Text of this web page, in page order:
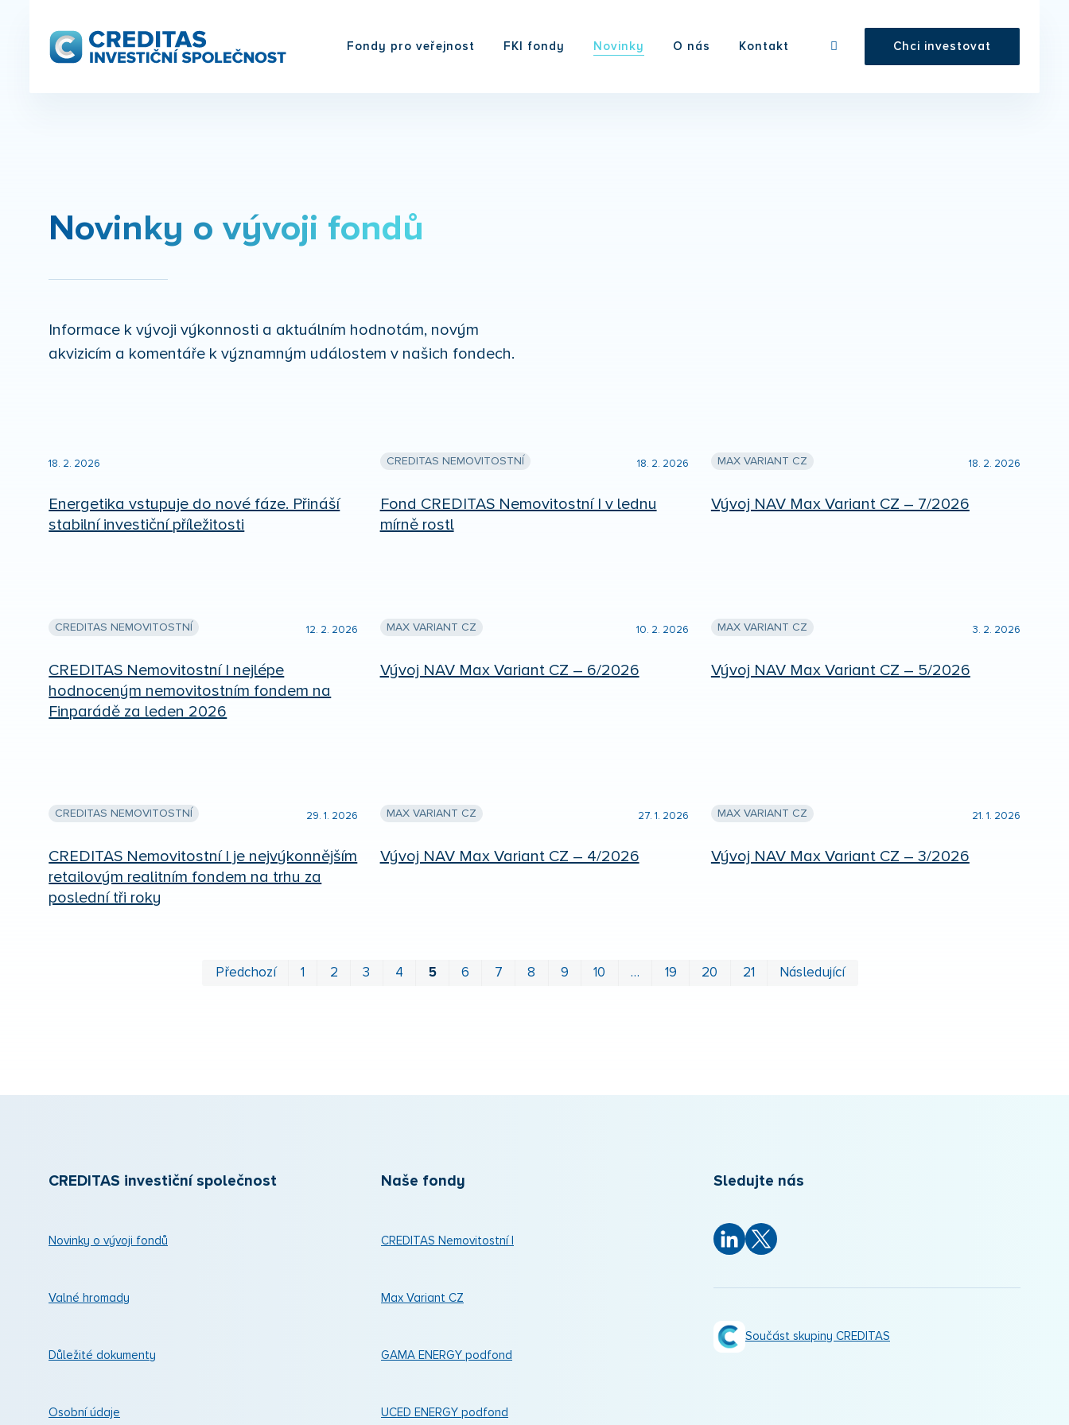
Fondy pro veřejnost FKI fondy Novinky O nás Kontakt Chci investovat
Novinky o vývoji fondů
Informace k vývoji výkonnosti a aktuálním hodnotám, novým
akvizicím a komentáře k významným událostem v našich fondech.
18. 2. 2026
Energetika vstupuje do nové fáze. Přináší
stabilní investiční příležitosti
CREDITAS NEMOVITOSTNÍ 18. 2. 2026
Fond CREDITAS Nemovitostní I v lednu
mírně rostl
MAX VARIANT CZ 18. 2. 2026
Vývoj NAV Max Variant CZ – 7/2026
CREDITAS NEMOVITOSTNÍ 12. 2. 2026
CREDITAS Nemovitostní I nejlépe
hodnoceným nemovitostním fondem na
Finparádě za leden 2026
MAX VARIANT CZ 10. 2. 2026
Vývoj NAV Max Variant CZ – 6/2026
MAX VARIANT CZ 3. 2. 2026
Vývoj NAV Max Variant CZ – 5/2026
CREDITAS NEMOVITOSTNÍ 29. 1. 2026
CREDITAS Nemovitostní I je nejvýkonnějším
retailovým realitním fondem na trhu za
poslední tři roky
MAX VARIANT CZ 27. 1. 2026
Vývoj NAV Max Variant CZ – 4/2026
MAX VARIANT CZ 21. 1. 2026
Vývoj NAV Max Variant CZ – 3/2026
Předchozí 1 2 3 4 5 6 7 8 9 10 … 19 20 21 Následující
CREDITAS investiční společnost
Novinky o vývoji fondů
Valné hromady
Důležité dokumenty
Osobní údaje
Naše fondy
CREDITAS Nemovitostní I
Max Variant CZ
GAMA ENERGY podfond
UCED ENERGY podfond
Sledujte nás
Součást skupiny CREDITAS